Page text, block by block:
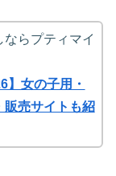
らプティマイ
】女の子用・
販売サイトも紹